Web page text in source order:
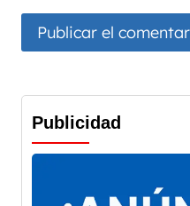
Publicidad